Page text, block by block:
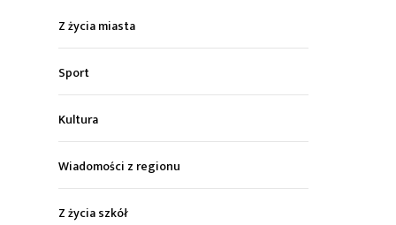
Z życia miasta
Sport
Kultura
Wiadomości z regionu
Z życia szkół